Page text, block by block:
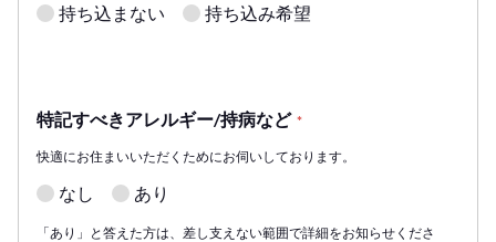
持ち込まない 持ち込み希望
特記すべきアレルギー/持病など *
快適にお住まいいただくためにお伺いしております。
なし あり
「あり」と答えた方は、差し支えない範囲で詳細をお知らせくださ